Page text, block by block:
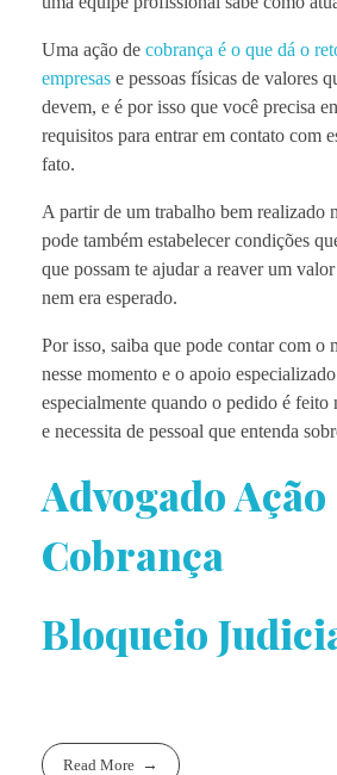
Uma ação de cobrança é o que dá o
empresas e pessoas físicas de valores
devem, e é por isso que você precisa
requisitos para entrar em contato com
fato.
A partir de um trabalho bem realizado
pode também estabelecer condições
que possam te ajudar a reaver um
nem era esperado.
Por isso, saiba que pode contar com o
nesse momento e o apoio
especialmente quando o pedido é feito
e necessita de pessoal que entenda
Advogado Ação
Cobrança
Bloqueio
Read More